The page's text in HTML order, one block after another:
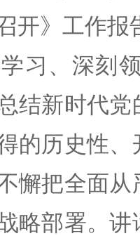
开》工作报
、深刻领
结新时代
的历史性
懈把全面
略部署。